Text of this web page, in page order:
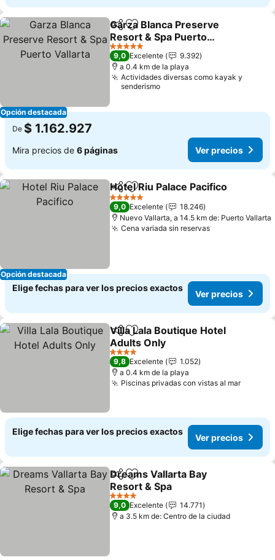
Opción destacada
CompartirAgregar a favoritos
Garza Blanca Preserve
Resort & Spa Puerto
Vallarta
Ver precios
5 Estrellas
9,0 Excelente
9.392
a 0.4 km de la playa
Actividades diversas como kayak y
senderismo
De $ 1.162.927
Mira precios de 6 páginas Ver precios
Opción destacada
CompartirAgregar a favoritos
Hotel Riu Palace Pacifico
5 Estrellas
9,0 Excelente
18.246
Nuevo Vallarta, a 14.5 km de: Puerto Vallarta
Cena variada sin reservasVer precios
Elige fechas para ver los precios exactos
Ver precios
CompartirAgregar a favoritos
Villa Lala Boutique Hotel
Adults Only
Ver precios
4 Estrellas
9,8 Excelente
1.052
a 0.4 km de la playa
Piscinas privadas con vistas al marVer
Elige fechas para ver los precios exactos
Ver precios
CompartirAgregar a favoritos
Dreams Vallarta Bay
Resort & Spa
Ver precios
4 Estrellas
9,0 Excelente
14.771
a 3.5 km de: Centro de la ciudad